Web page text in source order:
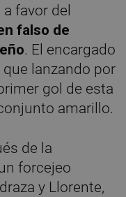
favor del
falso de
. El encargado
que lanzando por
gol de esta
amarillo.
de la
forcejeo
y Llorente,